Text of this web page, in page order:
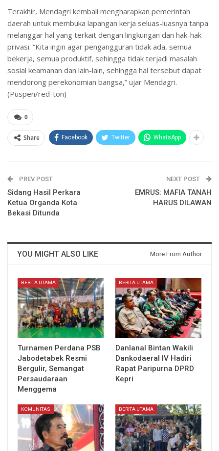
Terakhir, Mendagri kembali mengharapkan pemerintah
daerah untuk membuka lapangan kerja seluas-luasnya tanpa
melanggar hal yang terkait dengan lingkungan dan hak-hak
privasi. “Kita ingin agar pengangguran tidak ada, semua
bekerja, semua produktif, sehingga tidak terjadi masalah
sosial keamanan dan lain-lain, sehingga hal tersebut dapat
mendorong perekonomian bangsa,” ujar Mendagri.
(Puspen/red-ton)
0
Share Facebook Twitter WhatsApp
PREV POST
Sidang Hasil Perkara
Ketua Organda Kota
Bekasi Ditunda
NEXT POST
EMRUS: MAFIA TANAH
HARUS DILAWAN
YOU MIGHT ALSO LIKE More From Author
BERITA UTAMA
Turnamen Perdana PSB
Jabodetabek Resmi
Bergulir, Semangat
Persaudaraan
Menggema
BERITA UTAMA
Danlanal Bintan Wakili
Dankodaeral IV Hadiri
Rapat Paripurna DPRD
Kepri
KOMUNITAS BERITA UTAMA